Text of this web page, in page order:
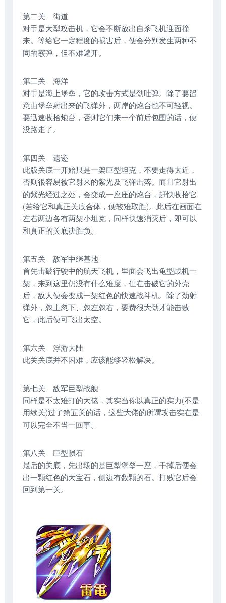
第二关 街道
对手是大型攻击机，它会不断放出自杀飞机迎面撞
来。等给它一定程度的损害后，便会分别发生两种不
同的霰弹，但不难避开。
第三关 海洋
对手是海上堡垒，它的攻击方式是劲吐弹。除了要留
意由堡垒射出来的飞弹外，两岸的炮台也不可轻视。
要迅速收拾炮台，否则它们来一个前后包围的话，便
没路走了。
第四关 遗迹
此版关底一开始只是一架巨型坦克，不要走得太近，
否则很容易被它射来的紫光及飞弹击落。而且它射出
的紫光经过之处，会变成一座座的炮台，赶快收拾它
(若给它和真正关底合体，便较难取胜)。此后在画面在
左右两边各有两架小坦克，同样快速消灭后，即可以
和真正的关底决胜负。
第五关 敌军中继基地
首先击破行驶中的航天飞机，里面会飞出龟型战机一
架，来到这里仍没有什么难度，但在击破它的外壳
后，敌人便会变成一架红色的快速战斗机。除了劲射
弹外，忽上忽下、忽左忽右，要费很大劲才能击败
它，此后便可飞出太空。
第六关 浮游大陆
此关关底并不困难，应该能够轻松解决。
第七关 敌军巨型战舰
同样是不太难打的大佬，其实当你以真正的实力(不是
用续关)过了第五关的话，这些大佬的所谓攻击实在是
可以完全不当一回事。
第八关 巨型陨石
最后的关底，先出场的是巨型堡垒一座，干掉后便会
出一颗红色的大宝石，侧边有数颗的石。打败它后会
回到第一关。